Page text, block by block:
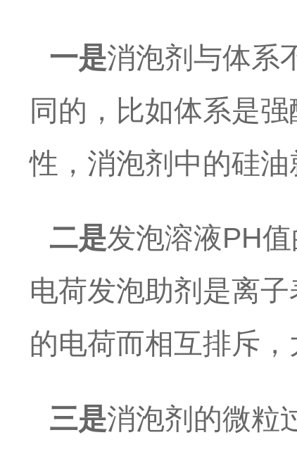
一是消泡剂与体系
同的，比如体系是
性，消泡剂中的硅油
二是发泡溶液PH
电荷发泡助剂是离
的电荷而相互排斥，
三是消泡剂的微粒